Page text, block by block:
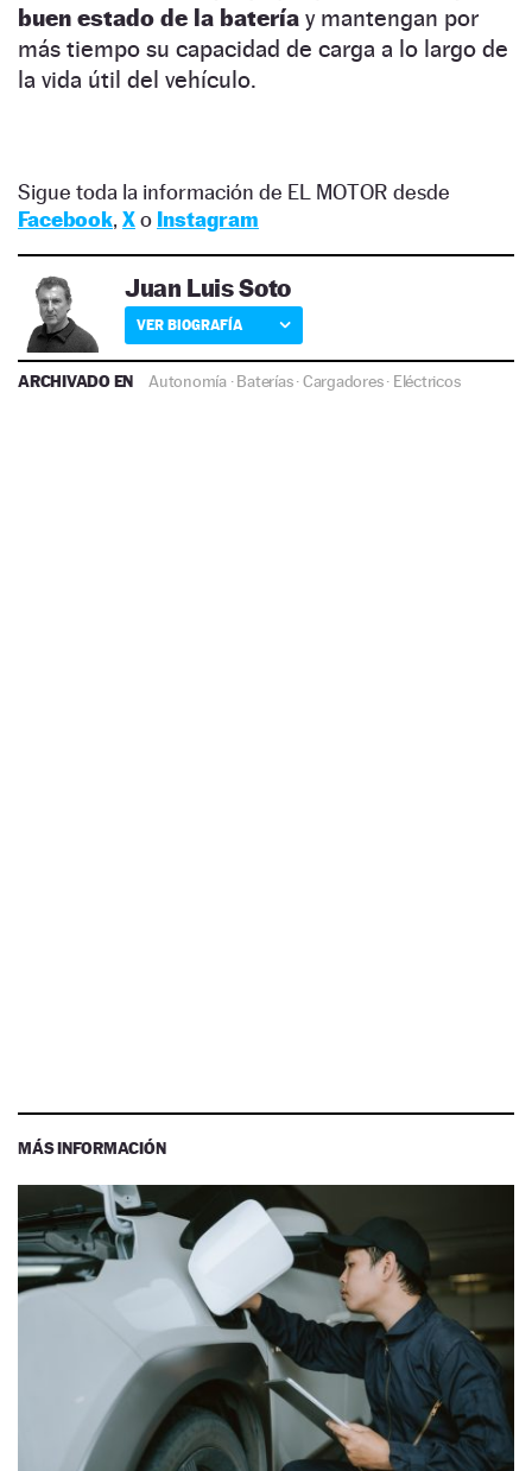
buen estado de la batería y mantengan por
más tiempo su capacidad de carga a lo largo de
la vida útil del vehículo.
Sigue toda la información de EL MOTOR desde
Facebook, Xo Instagram
Juan Luis Soto
VER BIOGRAFÍA
ARCHIVADO EN Autonomía·Baterías·Cargadores· Eléctricos
MÁS INFORMACIÓN